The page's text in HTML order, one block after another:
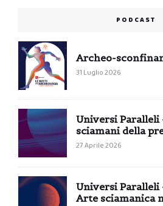
PODCAST
Archeo-
31 Luglio 2026
Universi Paralleli
sciamani della
27 Aprile 2026
Universi
Arte sciamanica